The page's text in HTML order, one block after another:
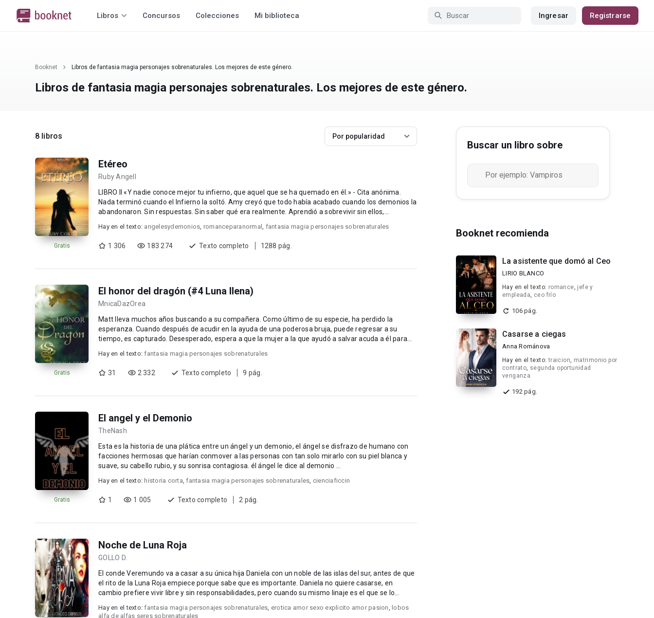
Libros Concursos Colecciones Mi biblioteca Ingresar Registrarse
Booknet Libros de fantasia magia personajes sobrenaturales. Los mejores de este género.
Libros de fantasia magia personajes sobrenaturales. Los mejores de este género.
8 libros Por popularidad
Gratis
Etéreo
Ruby Angell
LIBRO II «Y nadie conoce mejor tu infierno, que aquel que se ha quemado en él.» - Cita anónima.
Nada terminó cuando el Infierno la soltó. Amy creyó que todo había acabado cuando los demonios la
abandonaron. Sin respuestas. Sin saber qué era realmente. Aprendió a sobrevivir sin ellos,...
Hay en el texto: angelesydemonios, romanceparanormal , fantasia magia personajes sobrenaturales
1 306 183 274 Texto completo 1288 pág.
Gratis
El honor del dragón (#4 Luna llena)
MnicaDazOrea
Matt lleva muchos años buscando a su compañera. Como último de su especie, ha perdido la
esperanza. Cuando después de acudir en la ayuda de una poderosa bruja, puede regresar a su
tiempo, es capturado. Desesperado, espera a que la mujer a la que ayudó a salvar acuda a él para
Hay en el texto:fantasia magia personajes sobrenaturales
31 2 332 Texto completo 9 pág.
Gratis
El angel y el Demonio
TheNash
Esta es la historia de una plática entre un ángel y un demonio, el ángel se disfrazo de humano con
facciones hermosas que harían conmover a las personas con tan solo mirarlo con su piel blanca y
Hay en el texto: historia corta,fantasia magia personajes sobrenaturales, cienciaficcin
1 1 005 Texto completo 2 pág.
Noche de Luna Roja
GOLLO D.
El conde Veremundo va a casar a su única hija Daniela con un noble de las islas del sur, antes de que
el rito de la Luna Roja empiece porque sabe que es importante. Daniela no quiere casarse, en
cambio prefiere vivir libre y sin responsabilidades, pero cuando su mismo linaje es el que se lo
Hay en el texto:fantasia magia personajes sobrenaturales, erotica amor sexo explicito amor pasion, lobos
alfa de alfas seres sobrenaturales
Buscar un libro sobre
Booknet recomienda
La asistente que domó al Ceo
LIRIO BLANCO
Hay en el texto: romance, jefe y
empleada, ceo frío
106 pág.
Casarse a ciegas
Anna Románova
Hay en el texto:traicion, matrimonio por
contrato, segunda oportunidad
venganza
192 pág.